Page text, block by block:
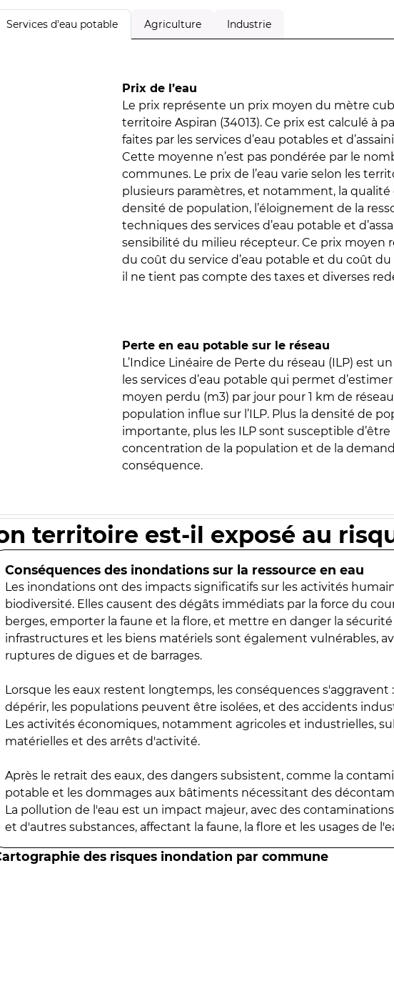
Services d'eau potable Agriculture Industrie
Prix de l’eau
Le prix représente un prix moyen du mètre
territoire Aspiran (34013). Ce prix est calculé à
faites par les services d’eau potables et
Cette moyenne n’est pas pondérée par le
communes. Le prix de l’eau varie selon les
plusieurs paramètres, et notamment, la qualité
densité de population, l’éloignement de la
techniques des services d’eau potable et
sensibilité du milieu récepteur. Ce prix moyen
du coût du service d’eau potable et du coût du
il ne tient pas compte des taxes et diverses
Perte en eau potable sur le réseau
L’Indice Linéaire de Perte du réseau (ILP) est
les services d’eau potable qui permet
moyen perdu (m3) par jour pour 1 km de
population influe sur l’ILP. Plus la densité de
importante, plus les ILP sont susceptible
concentration de la population et de la
conséquence.
territoire est-il exposé au
Conséquences des inondations sur la ressource en eau
Les inondations ont des impacts significatifs sur les activités
biodiversité. Elles causent des dégâts immédiats par la force du
berges, emporter la faune et la flore, et mettre en danger la sécurité
infrastructures et les biens matériels sont également vulnérables,
ruptures de digues et de barrages.
Lorsque les eaux restent longtemps, les conséquences
dépérir, les populations peuvent être isolées, et des accidents
Les activités économiques, notamment agricoles et industrielles,
matérielles et des arrêts d'activité.
Après le retrait des eaux, des dangers subsistent, comme la
potable et les dommages aux bâtiments nécessitant des
La pollution de l'eau est un impact majeur, avec des
et d'autres substances, affectant la faune, la flore et les usages de
des risques inondation par commune